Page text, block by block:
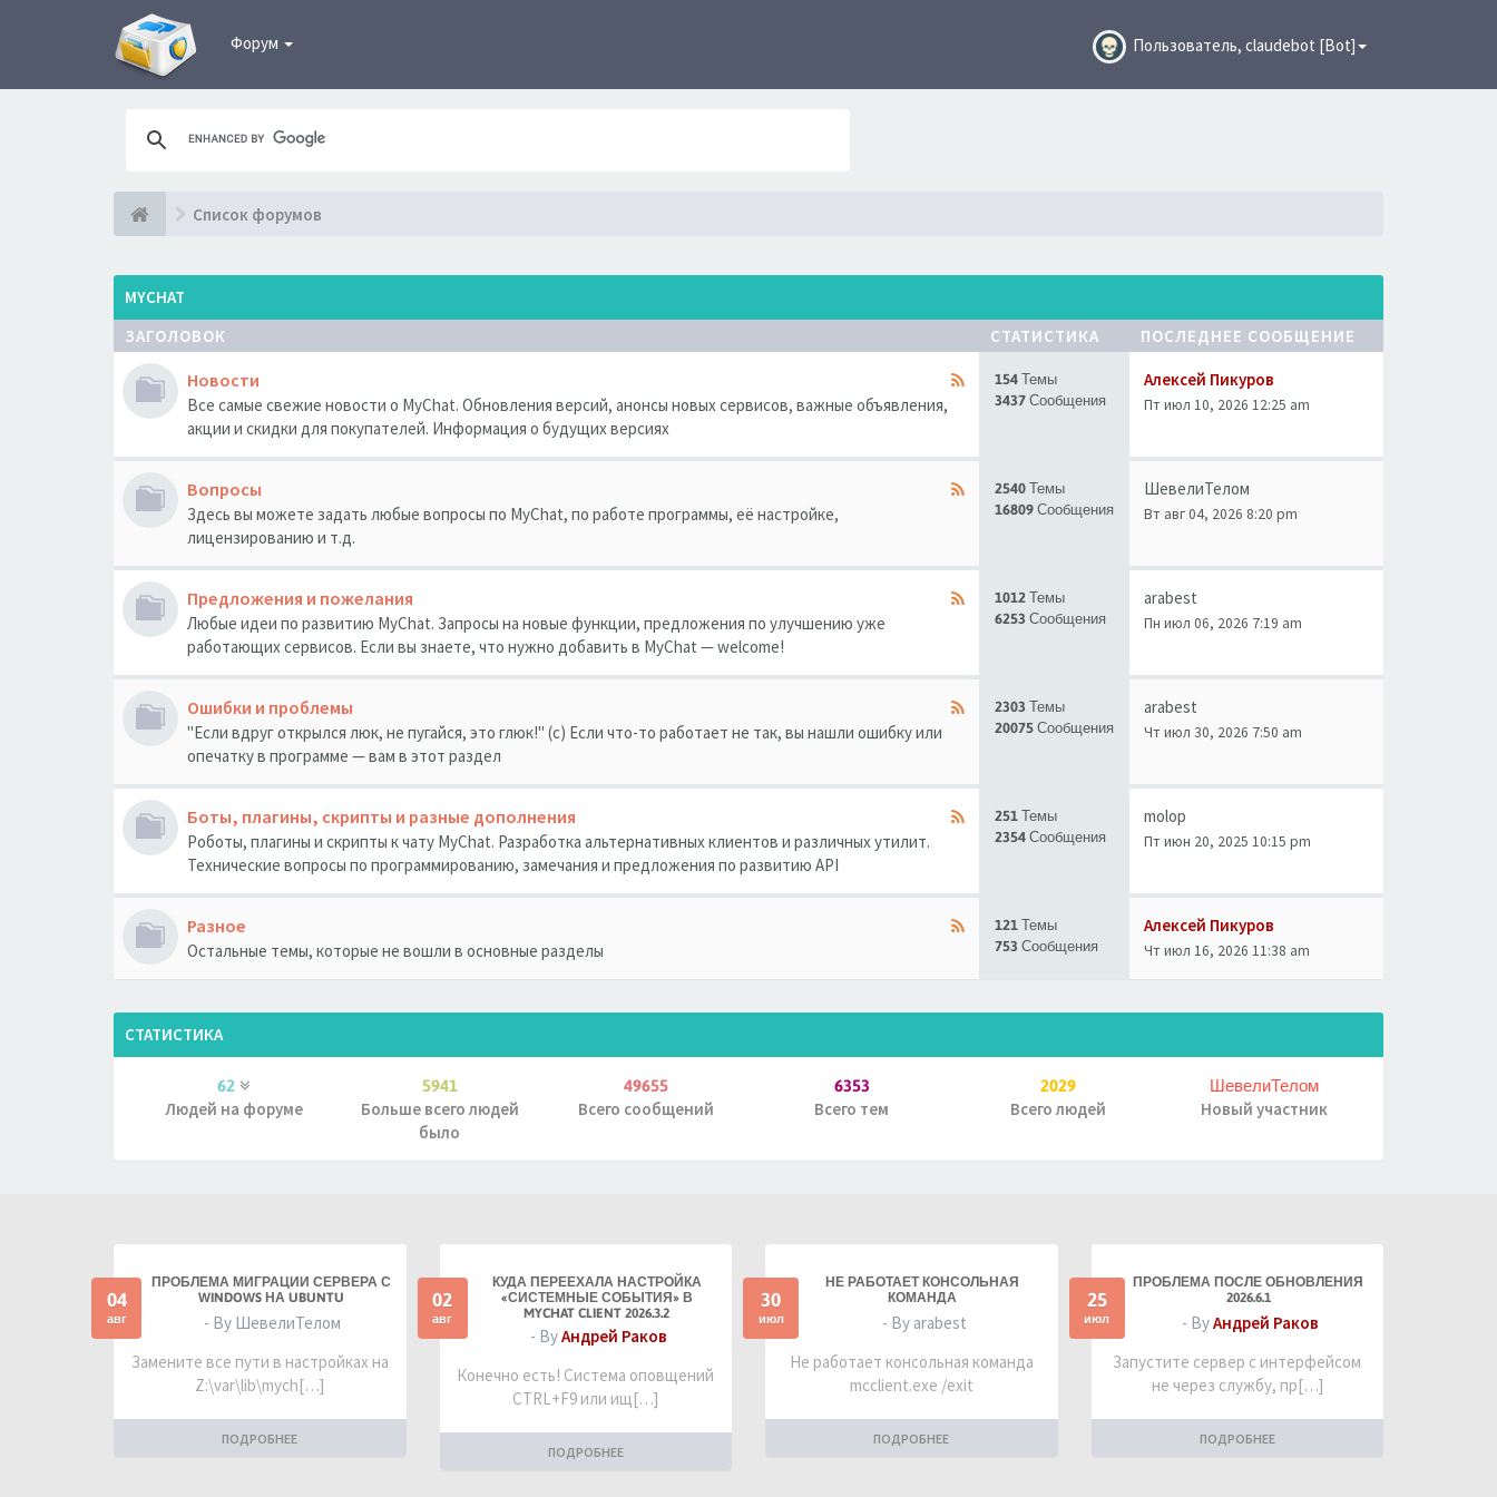
Форум Пользователь, claudebot [Bot]
Список форумов
MYCHAT
ЗАГОЛОВОК
СТАТИСТИКА ПОСЛЕДНЕЕ СООБЩЕНИЕ
Новости
Все самые свежие новости о MyChat. Обновления версий, анонсы новых сервисов, важные объявления,
акции и скидки для покупателей. Информация о будущих версиях
154 Темы
3437 Сообщения
Алексей Пикуров
Пт июл 10, 2026 12:25 am
Вопросы
Здесь вы можете задать любые вопросы по MyChat, по работе программы, её настройке,
лицензированию и т.д.
2540 Темы
16809 Сообщения
ШевелиТелом
Вт авг 04, 2026 8:20 pm
Предложения и пожелания
Любые идеи по развитию MyChat. Запросы на новые функции, предложения по улучшению уже
работающих сервисов. Если вы знаете, что нужно добавить в MyChat — welcome!
1012 Темы
6253 Сообщения
arabest
Пн июл 06, 2026 7:19 am
Ошибки и проблемы
"Если вдруг открылся люк, не пугайся, это глюк!" (с) Если что-то работает не так, вы нашли ошибку или
опечатку в программе — вам в этот раздел
2303 Темы
20075 Сообщения
arabest
Чт июл 30, 2026 7:50 am
Боты, плагины, скрипты и разные дополнения
Роботы, плагины и скрипты к чату MyChat. Разработка альтернативных клиентов и различных утилит.
Технические вопросы по программированию, замечания и предложения по развитию API
251 Темы
2354 Сообщения
molop
Пт июн 20, 2025 10:15 pm
Разное
Остальные темы, которые не вошли в основные разделы
121 Темы
753 Сообщения
Алексей Пикуров
Чт июл 16, 2026 11:38 am
СТАТИСТИКА
62
Людей на форуме
5941
Больше всего людей
было
49655
Всего сообщений
6353
Всего тем
2029
Всего людей
ШевелиТелом
Новый участник
04
авг
ПРОБЛЕМА МИГРАЦИИ СЕРВЕРА С
WINDOWS НА UBUNTU
- By ШевелиТелом
Замените все пути в настройках на
Z:\var\lib\mych[…]
ПОДРОБНЕЕ
02
авг
КУДА ПЕРЕЕХАЛА НАСТРОЙКА
«СИСТЕМНЫЕ СОБЫТИЯ» В
MYCHAT CLIENT 2026.3.2
- ByАндрей Раков
Конечно есть! Система оповщений
CTRL+F9 или ищ[…]
ПОДРОБНЕЕ
30
июл
НЕ РАБОТАЕТ КОНСОЛЬНАЯ
КОМАНДА
- By arabest
Не работает консольная команда
mcclient.exe /exit
ПОДРОБНЕЕ
25
июл
ПРОБЛЕМА ПОСЛЕ ОБНОВЛЕНИЯ
2026.6.1
- ByАндрей Раков
Запустите сервер с интерфейсом
не через службу, пр[…]
ПОДРОБНЕЕ